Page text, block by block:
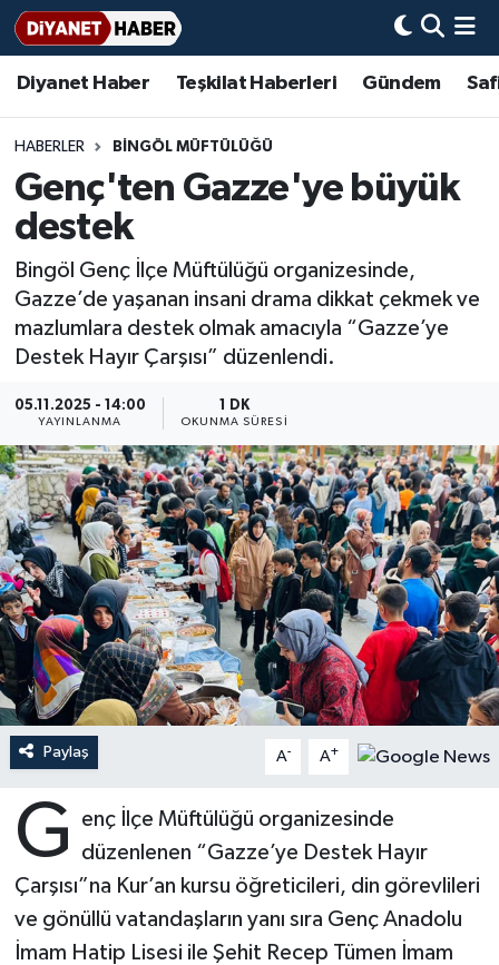
Diyanet Haber Teşkilat Haberleri Gündem
HABERLER BINGÖL MÜFTÜLÜĞÜ
Genç'ten Gazze'ye büyük
destek
Bingöl Genç İlçe Müftülüğü organizesinde,
Gazze’de yaşanan insani drama dikkat çekmek ve
mazlumlara destek olmak amacıyla “Gazze’ye
Destek Hayır Çarşısı” düzenlendi.
05.11.2025 - 14:00
YAYINLANMA
1 DK
OKUNMA SÜRESI
Paylaş A- A+
G
enç İlçe Müftülüğü organizesinde
düzenlenen “Gazze’ye Destek Hayır
Çarşısı”na Kur’an kursu öğreticileri, din görevlileri
ve gönüllü vatandaşların yanı sıra Genç Anadolu
İmam Hatip Lisesi ile Şehit Recep Tümen İmam
Diyanet Haber
Teşkilat Haberleri
Adana Müftülüğü
Adıyaman Müftülüğü
Afyonkarahisar Müftülüğü
Ağrı Müftülüğü
Aksaray Müftülüğü
Amasya Müftülüğü
Ankara Müftülüğü
Antalya Müftülüğü
Ardahan Müftülüğü
Artvin Müftülüğü
Aydın Müftülüğü
Balıkesir Müftülüğü
Bartın Müftülüğü
Batman Müftülüğü
Bayburt Müftülüğü
Bilecik Müftülüğü
Gündem
Bir Ayet
Bir Hikaye
Biyografiler
Dini kavramlar
Diyanet Bilgi
Diyanet Takvimi
Dualar
Hadislerle İslam
Kudüs
Kurban
Mukabele
Peygamberimizin Hayatı
Ramazan
Sahabeler
Zekat
Basında Bugün
DİYANET eKİTAP
Diyanet Dergi
Aile Dergisi
Aylık Dergi
TDV
Hutbeler
DİYANET AKADEMİ
DİYANET GENÇLİK
DİYANET RADYO/TV
DEPREM
Dünya
Eğitim
İmam Hatip Okulları
Başmakale
Hadis-i Şerifler
Hayat Okumaları
Nöbetçi Eczaneler
Hava Durumu
Ankara Namaz Vakitleri
Trafik Durumu
Süper Lig Puan Durumu ve Fikstür
Tüm Manşetler
Son Dakika Haberleri
Haber Arşivi